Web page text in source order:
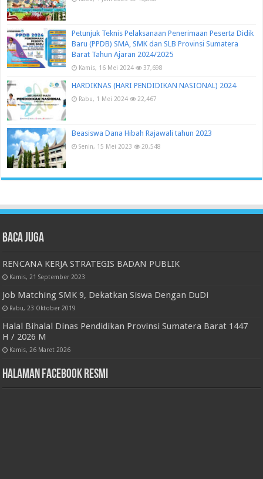
Petunjuk Teknis Pelaksanaan Penerimaan Peserta Didik
Baru (PPDB) SMA, SMK dan SLB Provinsi Sumatera
Barat Tahun Ajaran 2024/2025
Kamis, 16 Mei 2024 37,698
HARDIKNAS (HARI PENDIDIKAN NASIONAL) 2024
Rabu, 1 Mei 2024 22,467
Beasiswa Dana Hibah Rajawali tahun 2023
Senin, 15 Mei 2023 20,548
Baca juga
RENCANA KERJA STRATEGIS BADAN PUBLIK
Kamis, 21 September 2023
Job Matching SMK 9, Dekatkan Siswa Dengan DuDi
Rabu, 23 Oktober 2019
Halal Bihalal Dinas Pendidikan Provinsi Sumatera Barat 1447
H / 2026 M
Kamis, 26 Maret 2026
Halaman Facebook Resmi